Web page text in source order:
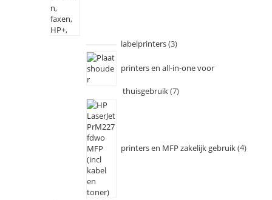
labelprinters 3
printers en all-in-one voor
thuisgebruik 7
printers en MFP zakelijk gebruik 4